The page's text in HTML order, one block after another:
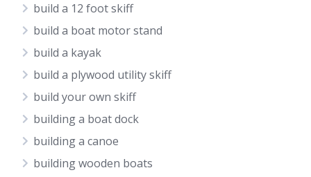
build a 12 foot skiff
build a boat motor stand
build a kayak
build a plywood utility skiff
build your own skiff
building a boat dock
building a canoe
building wooden boats